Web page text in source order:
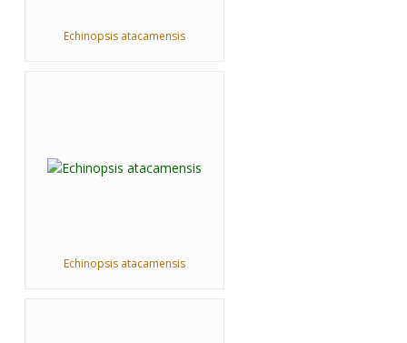
Echinopsis atacamensis
Echinopsis atacamensis